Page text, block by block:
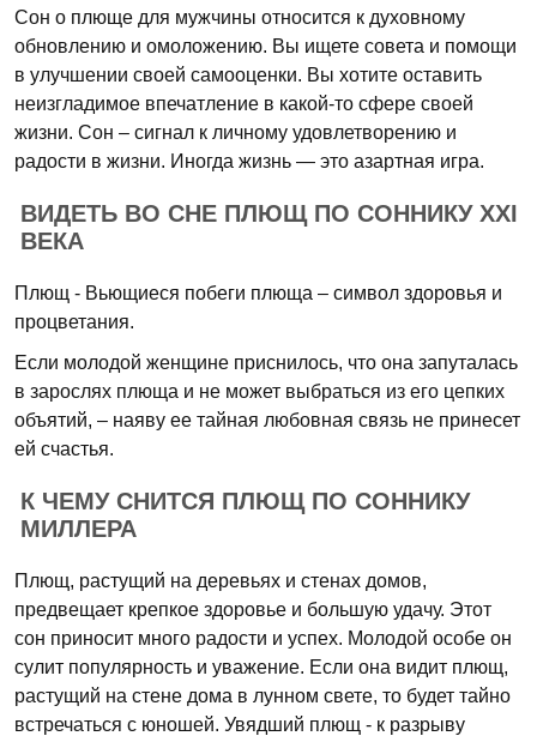
Сон о плюще для мужчины относится к духовному
обновлению и омоложению. Вы ищете совета и помощи
в улучшении своей самооценки. Вы хотите оставить
неизгладимое впечатление в какой-то сфере своей
жизни. Сон – сигнал к личному удовлетворению и
радости в жизни. Иногда жизнь — это азартная игра.
ВИДЕТЬ ВО СНЕ ПЛЮЩ ПО СОННИКУ XXI
ВЕКА
Плющ - Вьющиеся побеги плюща – символ здоровья и
процветания.
Если молодой женщине приснилось, что она запуталась
в зарослях плюща и не может выбраться из его цепких
объятий, – наяву ее тайная любовная связь не принесет
ей счастья.
К ЧЕМУ СНИТСЯ ПЛЮЩ ПО СОННИКУ
МИЛЛЕРА
Плющ, растущий на деревьях и стенах домов,
предвещает крепкое здоровье и большую удачу. Этот
сон приносит много радости и успех. Молодой особе он
сулит популярность и уважение. Если она видит плющ,
растущий на стене дома в лунном свете, то будет тайно
встречаться с юношей. Увядший плющ - к разрыву